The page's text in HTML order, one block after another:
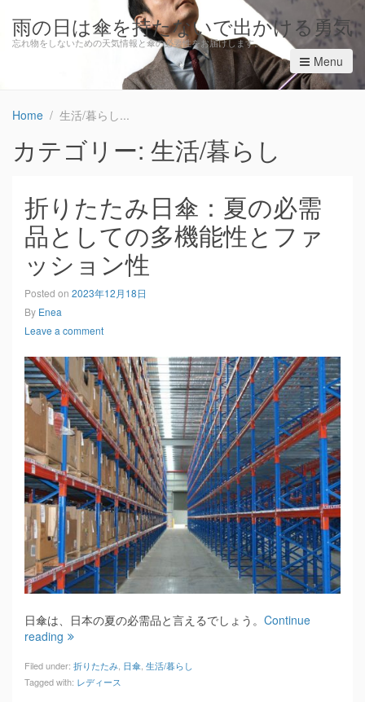
雨の日は傘を持たないで出かける勇気
忘れ物をしないための天気情報と傘の必要性をお届けします。
Menu
Home 生活/暮らし
カテゴリー: 生活/暮らし
折りたたみ日傘：夏の必需
品としての多機能性とファ
ッション性
Posted on 2023年12月18日
By Enea
Leave a comment
日傘は、日本の夏の必需品と言えるでしょう。 Continue
reading
Filed under: 折りたたみ 日傘 生活/暮らし
Tagged with: レディース